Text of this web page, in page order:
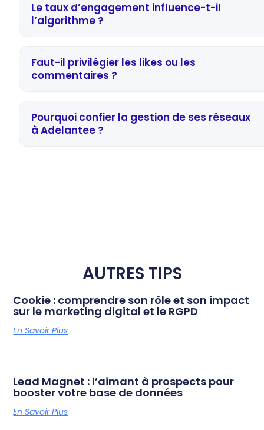
Le taux d’engagement influence-t-il
l’algorithme ?
Faut-il privilégier les likes ou les
commentaires ?
Pourquoi confier la gestion de ses réseaux
à Adelantee ?
AUTRES TIPS
Cookie : comprendre son rôle et son impact
sur le marketing digital et le RGPD
En Savoir Plus
Lead Magnet : l’aimant à prospects pour
booster votre base de données
En Savoir Plus